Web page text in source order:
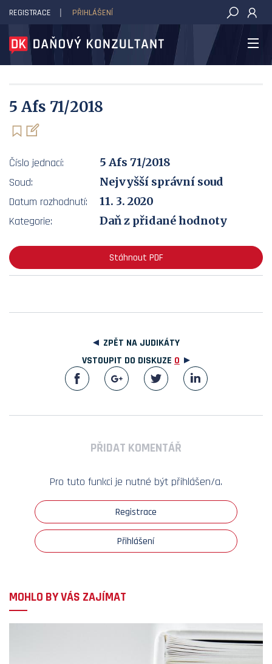
DAŇOVÝ KONZULTANT
REGISTRACE PŘIHLÁŠENÍ
5 Afs 71/2018
Číslo jednací:
5 Afs 71/2018
Soud:
Nejvyšší správní soud
Datum rozhodnutí:
11. 3. 2020
Kategorie:
Daň z přidané hodnoty
Stáhnout PDF
ZPĚT NA JUDIKÁTY
VSTOUPIT DO DISKUZE 0
PŘIDAT KOMENTÁŘ
Pro tuto funkci je nutné být přihlášen/a.
Registrace
Přihlášení
MOHLO BY VÁS ZAJÍMAT